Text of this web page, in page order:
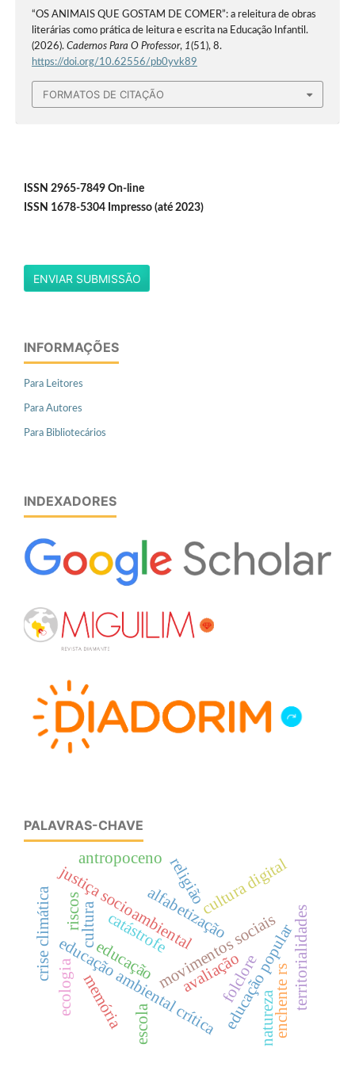
“OS ANIMAIS QUE GOSTAM DE COMER”: a releitura de obras
literárias como prática de leitura e escrita na Educação Infantil.
(2026). Cadernos Para O Professor, 1(51), 8.
https://doi.org/10.62556/pb0yvk89
FORMATOS DE CITAÇÃO
ISSN 2965-7849 On-line
ISSN 1678-5304 Impresso (até 2023)
ENVIAR SUBMISSÃO
INFORMAÇÕES
Para Leitores
Para Autores
Para Bibliotecários
INDEXADORES
PALAVRAS-CHAVE
educação ambiental crítica
movimentos sociais
justiça socioambiental
educação popular
avaliação territorialidades
alfabetização
crise climática cultura digital
memória
educação
escola
ecologia
religião
antropoceno
catástrofe
enchente rs
folclore
natureza
cultura
riscos